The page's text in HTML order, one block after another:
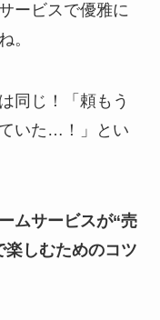
ービスで優雅に
。
同じ！「頼もう
いた…！」とい
ムサービスが“売
楽しむためのコツ